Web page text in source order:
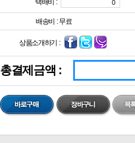
택배비 :
배송비 : 무료
상품소개하기 :
총결제금액 :